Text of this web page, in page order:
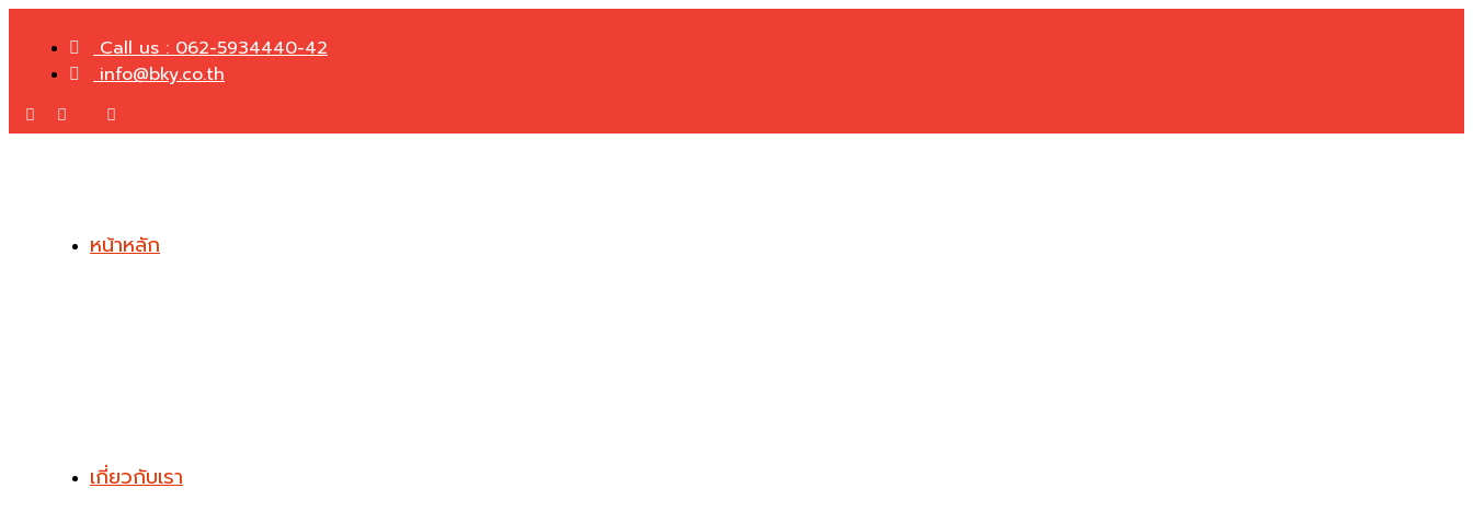
Call us : 062-5934440-42
info@bky.co.th
หน้าหลัก
เกี่ยวกับเรา